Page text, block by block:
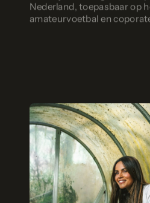
Nederland, toepasbaar op
amateurvoetbal en